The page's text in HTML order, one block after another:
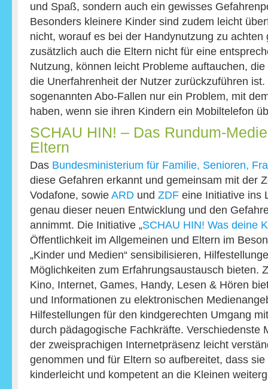
und Spaß, sondern auch ein gewisses
Besonders kleinere Kinder sind zudem leicht
nicht, worauf es bei der Handynutzung zu achten
zusätzlich auch die Eltern nicht für eine
Nutzung, können leicht Probleme auftauchen,
die Unerfahrenheit der Nutzer zurückzuführen
sogenannten Abo-Fallen nur ein Problem, mit
haben, wenn sie ihren Kindern ein Mobiltelefon
SCHAU HIN! – Das Rundum-
Eltern
Das Bundesministerium für Familie, Senioren,
diese Gefahren erkannt und gemeinsam mit der
Vodafone, sowie ARD und ZDF eine Initiative ins
genau dieser neuen Entwicklung und den
annimmt. Die Initiative „SCHAU HIN! Was deine
Öffentlichkeit im Allgemeinen und Eltern im
„Kinder und Medien“ sensibilisieren,
Möglichkeiten zum Erfahrungsaustausch bieten.
Kino, Internet, Games, Handy, Lesen & Hören
und Informationen zu elektronischen
Hilfestellungen für den kindgerechten Umgang
durch pädagogische Fachkräfte. Verschiedenste
der zweisprachigen Internetpräsenz leicht
genommen und für Eltern so aufbereitet, dass
kinderleicht und kompetent an die Kleinen